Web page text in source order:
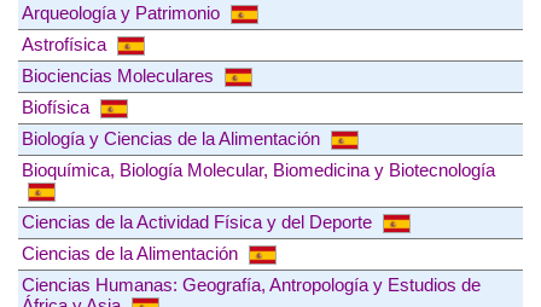
Arqueología y Patrimonio
Astrofísica
Biociencias Moleculares
Biofísica
Biología y Ciencias de la Alimentación
Bioquímica, Biología Molecular, Biomedicina y Biotecnología
Ciencias de la Actividad Física y del Deporte
Ciencias de la Alimentación
Ciencias Humanas: Geografía, Antropología y Estudios de